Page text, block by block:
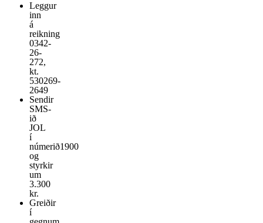
Leggur
inn
á
reikning
0342-
26-
272,
kt.
530269-
2649
Sendir
SMS-
ið
JOL
í
númerið1900
og
styrkir
um
3.300
kr.
Greiðir
í